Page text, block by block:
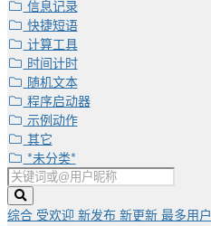
信息记录
快捷短语
计算工具
时间计时
随机文本
程序启动器
示例动作
其它
*未分类*
综合 受欢迎 新发布 新更新 最多用户